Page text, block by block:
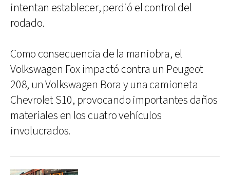
intentan establecer, perdió el control del
rodado.
Como consecuencia de la maniobra, el
Volkswagen Fox impactó contra un Peugeot
208, un Volkswagen Bora y una camioneta
Chevrolet S10, provocando importantes daños
materiales en los cuatro vehículos
involucrados.